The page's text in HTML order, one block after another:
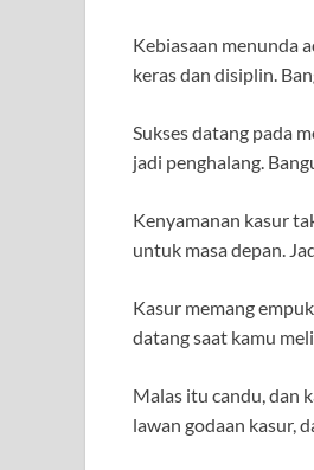
Kebiasaan menunda
keras dan disiplin.
Sukses datang pada
jadi penghalang.
Kenyamanan kasur
untuk masa depan.
Kasur memang
datang saat kamu
Malas itu candu, dan
lawan godaan kasur,